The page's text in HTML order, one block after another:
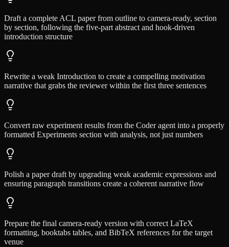
Draft a complete ACL paper from outline to camera-ready, section
by section, following the five-part abstract and hook-driven
introduction structure
Rewrite a weak Introduction to create a compelling motivation
narrative that grabs the reviewer within the first three sentences
Convert raw experiment results from the Coder agent into a properly
formatted Experiments section with analysis, not just numbers
Polish a paper draft by upgrading weak academic expressions and
ensuring paragraph transitions create a coherent narrative flow
Prepare the final camera-ready version with correct LaTeX
formatting, booktabs tables, and BibTeX references for the target
venue